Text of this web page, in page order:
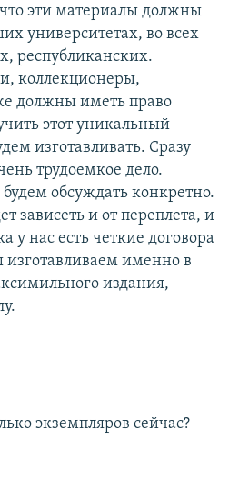
эти материалы должны
университетах, во всех
республиканских.
коллекционеры,
должны иметь право
этот уникальный
изготавливать. Сразу
трудоемкое дело.
обсуждать конкретно.
зависеть и от переплета, и
у нас есть четкие договора
именно в
издания,
экземпляров сейчас?